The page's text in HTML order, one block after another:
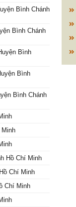
Bình Chánh
Bình Chánh
Bình
Bình
Bình Chánh
Minh
Hồ Chí Minh
Chí Minh
Chí Minh